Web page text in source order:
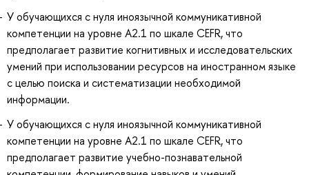
У обучающихся c нуля иноязычной коммуникативной
компетенции на уровне A2.1 по шкале CEFR, что
предполагает развитие когнитивных и исследовательских
умений при использовании ресурсов на иностранном языке
с целью поиска и систематизации необходимой
информации.
У обучающихся c нуля иноязычной коммуникативной
компетенции на уровне A2.1 по шкале CEFR, что
предполагает развитие учебно-познавательной